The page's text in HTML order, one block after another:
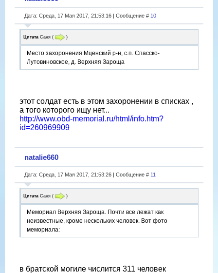
Дата: Среда, 17 Мая 2017, 21:53:16 | Сообщение # 10
Цитата Саня ( )
Место захоронения Мценский р-н, с.п. Спасско-
Лутовиновское, д. Верхняя Зароща
этот солдат есть в этом захоронении в списках ,
а того которого ищу нет...
http://www.obd-memorial.ru/html/info.htm?
id=260969909
natalie660
Дата: Среда, 17 Мая 2017, 21:53:26 | Сообщение # 11
Цитата Саня ( )
Мемориал Верхняя Зароща. Почти все лежат как
неизвестные, кроме нескольких человек. Вот фото
мемориала:
в братской могиле числится 311 человек